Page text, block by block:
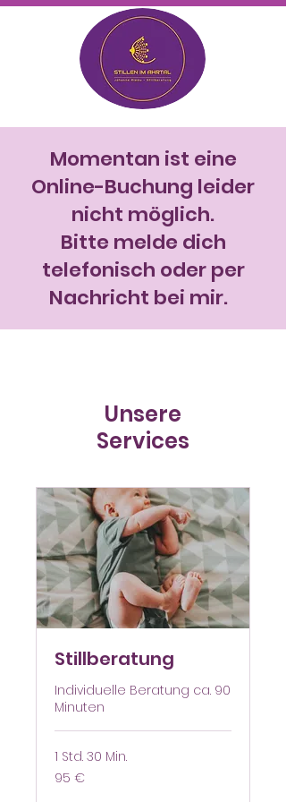
Momentan ist eine
Online-Buchung leider
nicht möglich.
Bitte melde dich
telefonisch oder per
Nachricht bei mir.
Unsere
Services
Stillberatung
Individuelle Beratung ca. 90
Minuten
1 Std. 30 Min.
95
Euro
95 €